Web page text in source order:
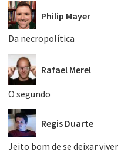
Philip Mayer
Da necropolítica
Rafael Merel
O segundo
Regis Duarte
Jeito bom de se deixar viver